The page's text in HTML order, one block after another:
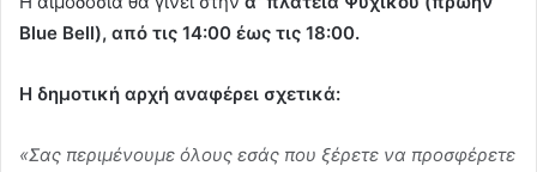
Blue Bell), από τις 14:00 έως τις 18:00.
Η δημοτική αρχή αναφέρει σχετικά:
«Σας περιμένουμε όλους εσάς που ξέρετε να προσφέρετε